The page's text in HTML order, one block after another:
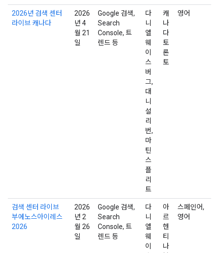
2026년 검색 센터
라이브 캐나다
2026
년 4
월 21
일
Google 검색,
Search
Console, 트
렌드 등
다
니
엘
웨
이
스
버
그,
대
니
설
리
번,
마
틴
스
플
리
트
캐
나
다
토
론
토
영어
검색 센터 라이브
부에노스아이레스
2026
2026
년 2
월 26
일
Google 검색,
Search
Console, 트
렌드 등
다
니
엘
웨
이
아
르
헨
티
나
스페인어,
영어